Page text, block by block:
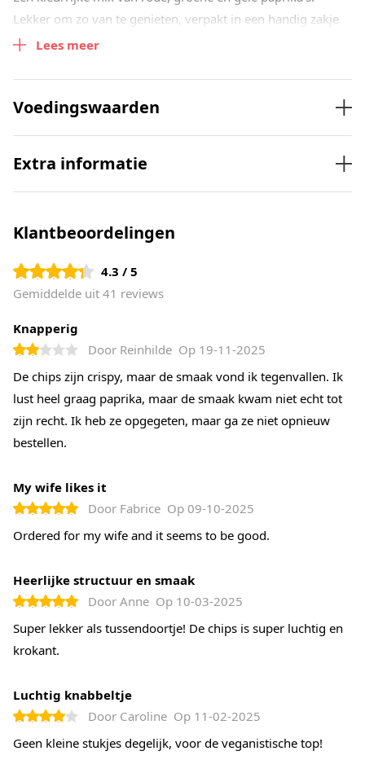
Lekker om zo van te genieten, verpakt in een handig zakje
van
100 gram.
De paprikachips worden dagelijks gebakken in plantaardige
palmolie met behulp van een speciaal vacuümproces. Deze
bereidingswijze zorgt ervoor dat de paprika haar natuurlijke
smaak en kleur behoudt. Het resultaat: een knapperige,
smaakvolle snack die in een mum van tijd op is!
Lees meer
Voedingswaarden
Extra informatie
Klantbeoordelingen
4.3 / 5
Gemiddelde uit 41 reviews
Knapperig
Door Reinhilde Op 19-11-2025
De chips zijn crispy, maar de smaak vond ik tegenvallen. Ik
lust heel graag paprika, maar de smaak kwam niet echt tot
zijn recht. Ik heb ze opgegeten, maar ga ze niet opnieuw
bestellen.
My wife likes it
Door Fabrice Op 09-10-2025
Ordered for my wife and it seems to be good.
Heerlijke structuur en smaak
Door Anne Op 10-03-2025
Super lekker als tussendoortje! De chips is super luchtig en
krokant.
Luchtig knabbeltje
Door Caroline Op 11-02-2025
Geen kleine stukjes degelijk, voor de veganistische top!